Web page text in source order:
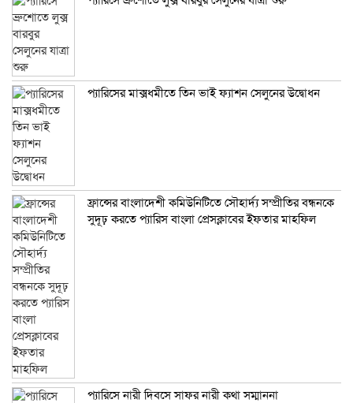
প্যারিসের মাক্সধমীতে তিন ভাই ফ্যাশন সেলুনের উদ্বোধন
ফ্রান্সের বাংলাদেশী কমিউনিটিতে সৌহার্দ্য সম্প্রীতির বন্ধনকে
সুদূঢ় করতে প্যারিস বাংলা প্রেসক্লাবের ইফতার মাহফিল
প্যারিসে নারী দিবসে সাফর নারী কথা সম্মাননা